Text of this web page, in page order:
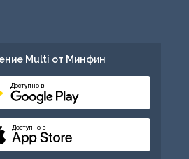
Multi от Минфин
Доступно в
Доступно в